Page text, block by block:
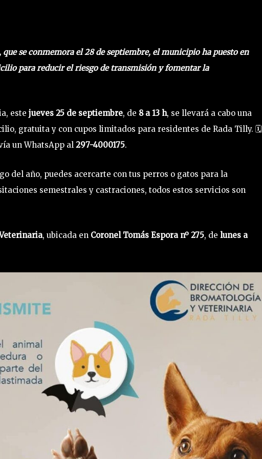
se conmemora el 28 de septiembre, el municipio ha puesto en
para reducir el riesgo de transmisión y fomentar la
este jueves 25 de septiembre, de 8 a 13 h, se llevará a cabo una
gratuita y con cupos limitados para residentes de Rada Tilly. 🗓️
un WhatsApp al 297-4000175.
del año, puedes acercarte con tus perros o gatos para la
semestrales y castraciones, todos estos servicios son
, ubicada en Coronel Tomás Espora nº 275, de lunes a